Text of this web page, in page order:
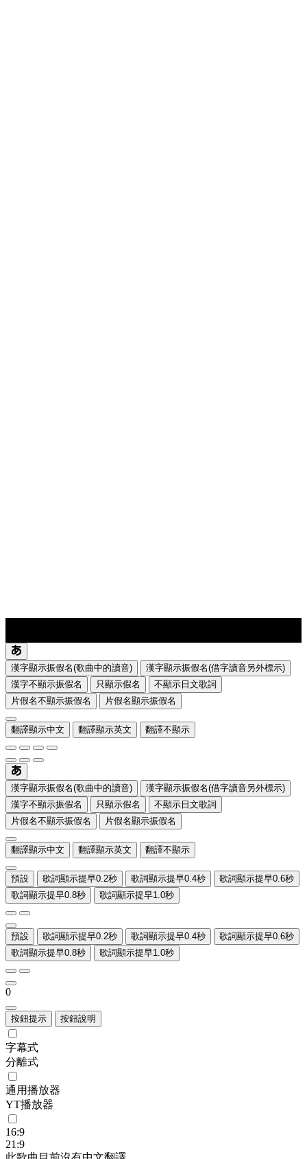
漢字顯示振假名(歌曲中的讀音)
漢字顯示振假名(借字讀音另外標示)
漢字不顯示振假名
只顯示假名
不顯示日文歌詞
片假名不顯示振假名
片假名顯示振假名
翻譯顯示中文 翻譯顯示英文 翻譯不顯示
漢字顯示振假名(歌曲中的讀音)
漢字顯示振假名(借字讀音另外標示)
漢字不顯示振假名
只顯示假名
不顯示日文歌詞
片假名不顯示振假名
片假名顯示振假名
翻譯顯示中文 翻譯顯示英文 翻譯不顯示
預設 歌詞顯示提早0.2秒 歌詞顯示提早0.4秒
歌詞顯示提早0.6秒
歌詞顯示提早0.8秒
歌詞顯示提早1.0秒
預設 歌詞顯示提早0.2秒 歌詞顯示提早0.4秒
歌詞顯示提早0.6秒
歌詞顯示提早0.8秒
歌詞顯示提早1.0秒
0
按鈕提示 按鈕說明
字幕式
分離式
通用播放器
YT播放器
16:9
21:9